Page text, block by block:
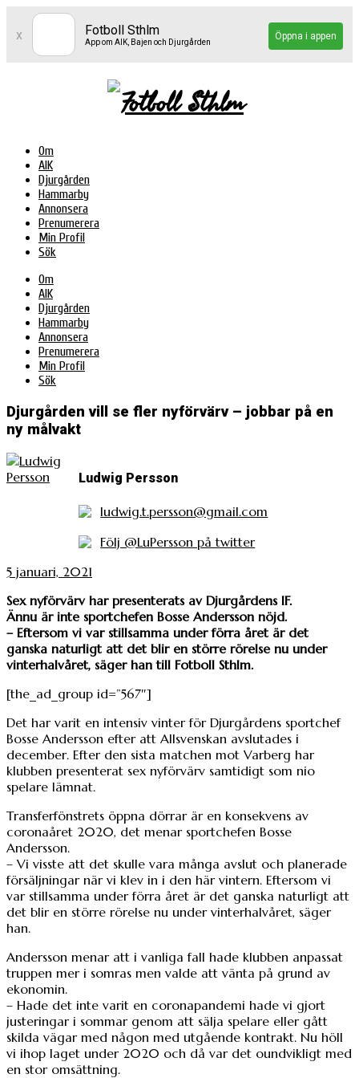
x Fotboll Sthlm
App om AIK, Bajen och Djurgården
Öppna i appen
Om
AIK
Djurgården
Hammarby
Annonsera
Prenumerera
Min Profil
Sök
Om
AIK
Djurgården
Hammarby
Annonsera
Prenumerera
Min Profil
Sök
Djurgården vill se fler nyförvärv – jobbar på en
ny målvakt
Ludwig Persson
ludwig.t.persson@gmail.com
Följ @LuPersson på twitter
5 januari, 2021
Sex nyförvärv har presenterats av Djurgårdens IF.
Ännu är inte sportchefen Bosse Andersson nöjd.
– Eftersom vi var stillsamma under förra året är det
ganska naturligt att det blir en större rörelse nu under
vinterhalvåret, säger han till Fotboll Sthlm.
[the_ad_group id=”567″]
Det har varit en intensiv vinter för Djurgårdens sportchef
Bosse Andersson efter att Allsvenskan avslutades i
december. Efter den sista matchen mot Varberg har
klubben presenterat sex nyförvärv samtidigt som nio
spelare lämnat.
Transferfönstrets öppna dörrar är en konsekvens av
coronaåret 2020, det menar sportchefen Bosse
Andersson.
– Vi visste att det skulle vara många avslut och planerade
försäljningar när vi klev in i den här vintern. Eftersom vi
var stillsamma under förra året är det ganska naturligt att
det blir en större rörelse nu under vinterhalvåret, säger
han.
Andersson menar att i vanliga fall hade klubben anpassat
truppen mer i somras men valde att vänta på grund av
ekonomin.
– Hade det inte varit en coronapandemi hade vi gjort
justeringar i sommar genom att sälja spelare eller gått
skilda vägar med någon med utgående kontrakt. Nu höll
vi ihop laget under 2020 och då var det oundvikligt med
en stor omsättning.